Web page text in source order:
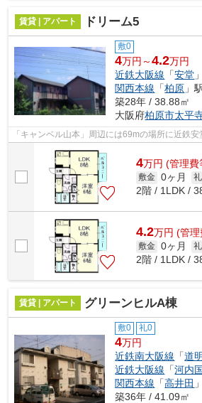
賃貸 | アパート ドリーム5
敷0
4万円～4.2万円
近鉄大阪線 「安堂
関西本線 「柏原 」
築28年 / 38.88㎡
大阪府柏原市太平
「キャンベル山本」周辺には69mの場所に近鉄安
4万円 (管理費
敷金 0ヶ月
2階 / 1LDK /
4.2万円 (管理
敷金 0ヶ月
2階 / 1LDK /
賃貸 | アパート グリーンヒルA棟
敷0 礼0
4万円
近鉄南大阪線 「道
近鉄大阪線 「河内
関西本線 「高井田
築36年 / 41.09㎡